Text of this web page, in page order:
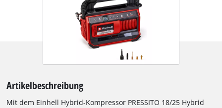
Artikelbeschreibung
Mit dem Einhell Hybrid-Kompressor PRESSITO 18/25 Hybrid